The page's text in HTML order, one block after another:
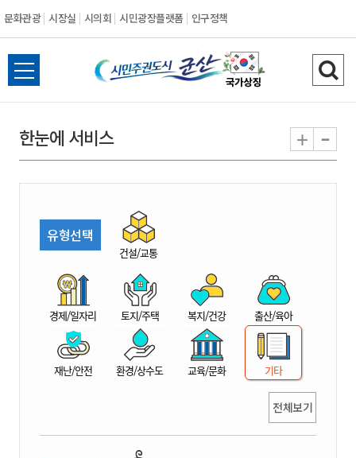
문화관광 시장실 시의회 시민광장플랫폼 인구정책
시
민
권
시
산
전
체
뉴
열
검
색
기
한눈에 서비스 + -
유형선택
건설/교통
경제/일자리 토지/주택 복지/건강 출산/육아
재난/안전 환경/상수도 교육/문화 기타
전체보기